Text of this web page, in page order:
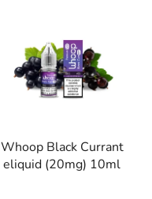
Whoop Black Currant
eliquid (20mg) 10ml